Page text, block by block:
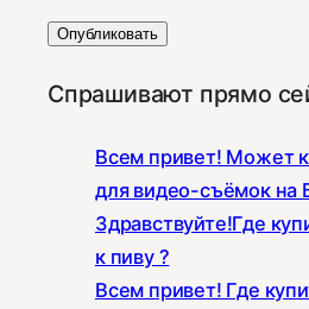
Спрашивают прямо
Всем привет! Может
для видео-съёмок на
Здравствуйте!Где
к пиву ?
Всем привет! Где